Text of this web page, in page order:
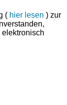
( hier lesen ) zur